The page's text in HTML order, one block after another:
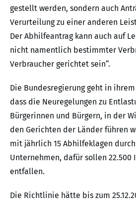
gestellt werden, sondern auch
Verurteilung zu einer anderen
Der Abhilfeantrag kann auch auf
nicht namentlich bestimmter
Verbraucher gerichtet sein“.
Die Bundesregierung geht in
dass die Neuregelungen zu
Bürgerinnen und Bürgern, in der
den Gerichten der Länder führen
mit jährlich 15 Abhilfeklagen
Unternehmen, dafür sollen
entfallen.
Die Richtlinie hätte bis zum